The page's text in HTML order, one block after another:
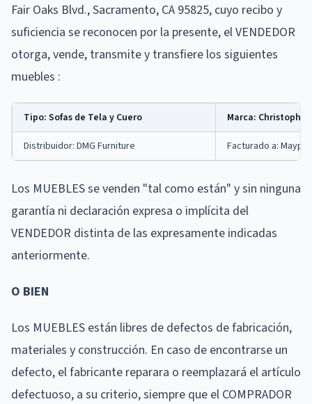
Fair Oaks Blvd., Sacramento, CA 95825, cuyo recibo y
suficiencia se reconocen por la presente, el VENDEDOR
otorga, vende, transmite y transfiere los siguientes
muebles :
Tipo: Sofas de Tela y Cuero Marca:
Distribuidor: DMG Furniture Facturado a:
Los MUEBLES se venden "tal como están" y sin ninguna
garantía ni declaración expresa o implícita del
VENDEDOR distinta de las expresamente indicadas
anteriormente.
O BIEN
Los MUEBLES están libres de defectos de fabricación,
materiales y construcción. En caso de encontrarse un
defecto, el fabricante reparara o reemplazará el artículo
defectuoso, a su criterio, siempre que el COMPRADOR